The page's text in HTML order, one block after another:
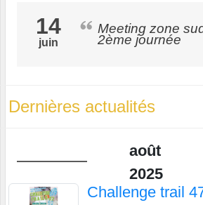
14
juin
Meeting zone sud CJES,
2ème journée
Dernières actualités
août
2025
Challenge trail